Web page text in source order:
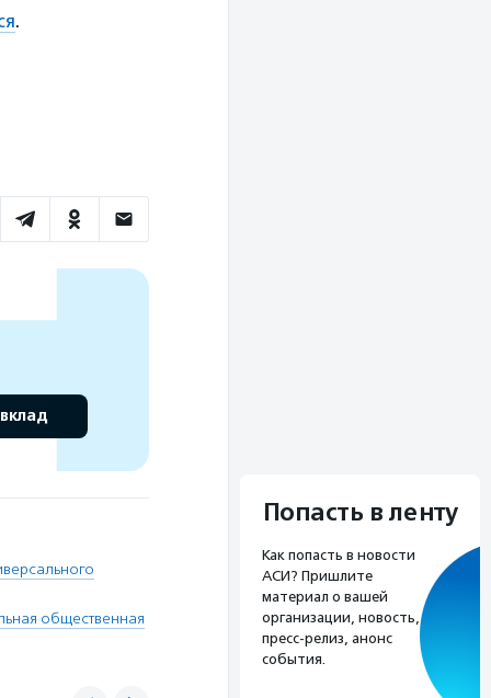
.
общественная
Попасть в ленту
Как попасть в новости
АСИ? Пришлите
материал о вашей
организации, новость,
пресс-релиз, анонс
события.